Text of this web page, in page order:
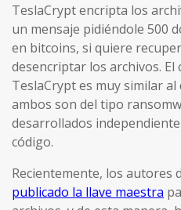
TeslaCrypt encripta los
un mensaje pidiéndole 500
en bitcoins, si quiere
desencriptar los archivos.
TeslaCrypt es muy similar
ambos son del tipo
desarrollados
código.
Recientemente, los autores
publicado la llave maestra